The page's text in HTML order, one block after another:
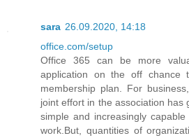
sara 26.09.2020, 14:18
office.com/setup
Office 365 can be more
application on the off chance
membership plan. For
joint effort in the association has
simple and increasingly
work.But, quantities of